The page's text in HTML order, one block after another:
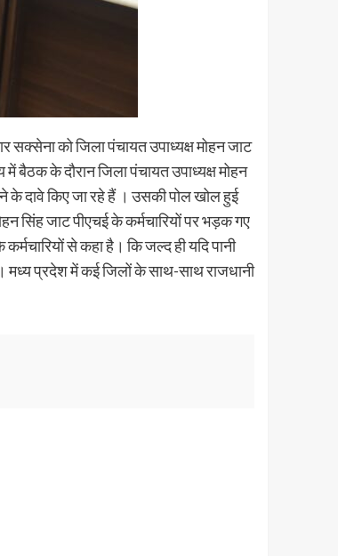
को जिला पंचायत उपाध्यक्ष मोहन जाट
के दौरान जिला पंचायत उपाध्यक्ष मोहन
के दावे किए जा रहे हैं । उसकी पोल खोल हुई
सिंह जाट पीएचई के कर्मचारियों पर भड़क गए
से कहा है। कि जल्द ही यदि पानी
मध्य प्रदेश में कई जिलों के साथ-साथ राजधानी